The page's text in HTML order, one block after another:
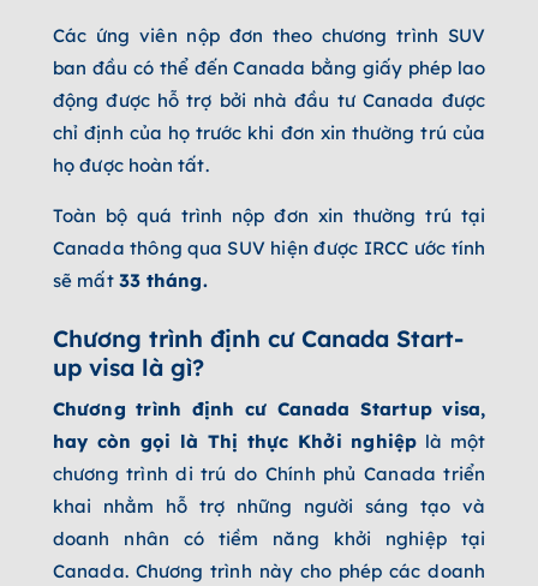
Các ứng viên nộp đơn theo chương trình SUV
ban đầu có thể đến Canada bằng giấy phép lao
động được hỗ trợ bởi nhà đầu tư Canada được
chỉ định của họ trước khi đơn xin thường trú của
họ được hoàn tất.
Toàn bộ quá trình nộp đơn xin thường trú tại
Canada thông qua SUV hiện được IRCC ước tính
sẽ mất 33 tháng.
Chương trình định cư Canada Start-
up visa là gì?
Chương trình định cư Canada Startup visa,
hay còn gọi là Thị thực Khởi nghiệp là một
chương trình di trú do Chính phủ Canada triển
khai nhằm hỗ trợ những người sáng tạo và
doanh nhân có tiềm năng khởi nghiệp tại
Canada. Chương trình này cho phép các doanh